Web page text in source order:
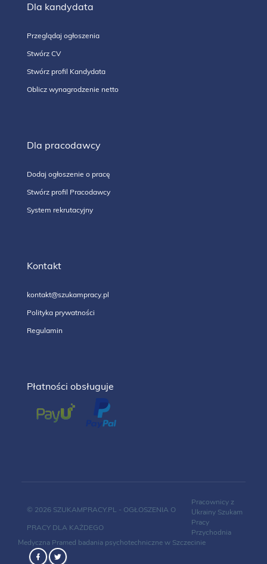
Dla kandydata
Przeglądaj ogłoszenia
Stwórz CV
Stwórz profil Kandydata
Oblicz wynagrodzenie netto
Dla pracodawcy
Dodaj ogłoszenie o pracę
Stwórz profil Pracodawcy
System rekrutacyjny
Kontakt
kontakt@szukampracy.pl
Polityka prywatności
Regulamin
Płatności obsługuje
© 2026 SZUKAMPRACY.PL - OGŁOSZENIA O
PRACY DLA KAŻDEGO
Pracownicy z
Ukrainy Szukam
Pracy
Przychodnia
Medyczna Pramed badania psychotechniczne w Szczecinie